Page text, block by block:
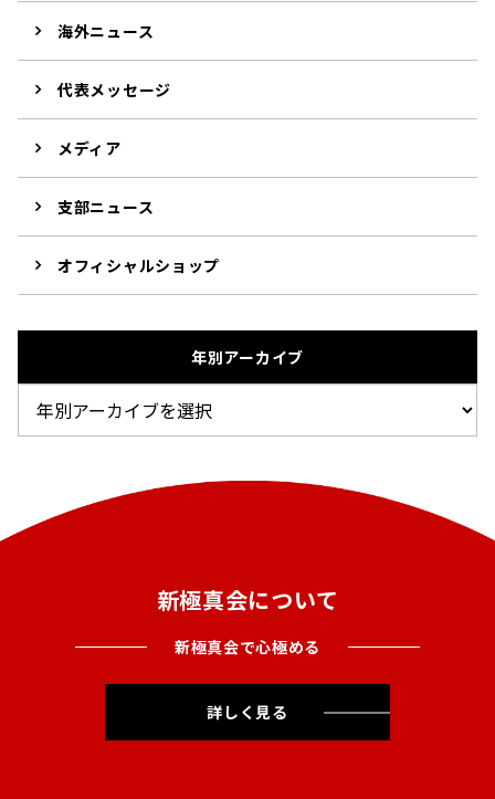
海外ニュース
代表メッセージ
メディア
支部ニュース
オフィシャルショップ
年別アーカイブ
新極真会について
新極真会で心極める
詳しく見る